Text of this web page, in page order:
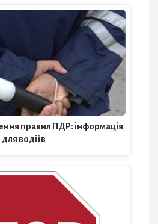
правил ПДР: інформація
для водіїв